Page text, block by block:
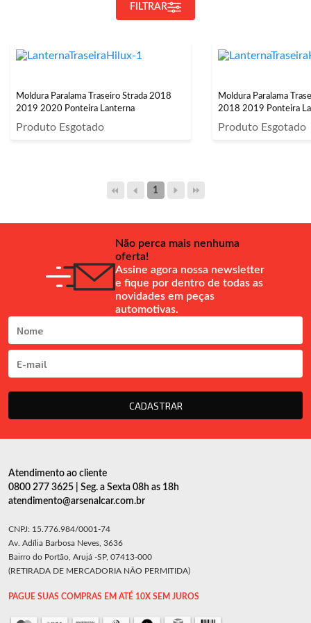
FILTRAR
Moldura Paralama Traseiro Strada 2018
2019 2020 Ponteira Lanterna
Produto Esgotado
Moldura Paralama
2018 2019 Ponteira
Produto Esgotado
1
Não perca mais nenhuma
oferta!
Assine agora nossa newsletter
e fique por dentro de todas as
novidades em peças
automotivas.
CADASTRAR
Atendimento ao cliente
0800 277 3625 | Seg. a Sexta 08h as 18h
atendimento@arsenalcar.com.br
CNPJ: 15.776.984/0001-74
Av. Adília Barbosa Neves, 3636
Bairro do Portão, Arujá -SP, 07413-000
(RETIRADA DE MERCADORIA NÃO PERMITIDA)
PAGUE SUAS COMPRAS EM ATÉ 10X SEM JUROS